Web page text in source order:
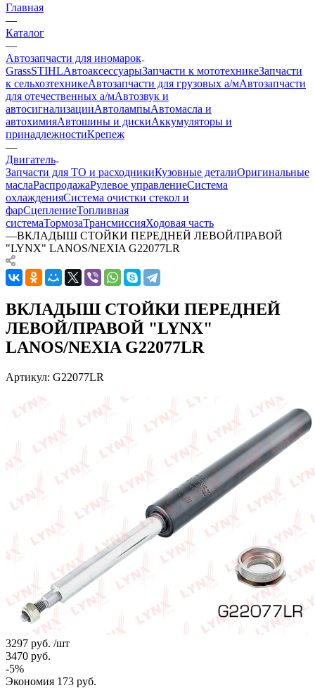
Главная
—
Каталог
—
Автозапчасти для иномарок
GrassSTIHLАвтоаксессуарыЗапчасти к мототехникеЗапчасти
к сельхозтехникеАвтозапчасти для грузовых а/мАвтозапчасти
для отечественных а/мАвтозвук и
автосигнализацииАвтолампыАвтомасла и
автохимияАвтошины и дискиАккумуляторы и
принадлежностиКрепеж
—
Двигатель
Запчасти для ТО и расходникиКузовные деталиОригинальные
маслаРаспродажаРулевое управлениеСистема
охлажденияСистема очистки стекол и
фарСцеплениеТопливная
системаТормозаТрансмиссияХодовая часть
—ВКЛАДЫШ СТОЙКИ ПЕРЕДНЕЙ ЛЕВОЙ/ПРАВОЙ
"LYNX" LANOS/NEXIA G22077LR
ВКЛАДЫШ СТОЙКИ ПЕРЕДНЕЙ
ЛЕВОЙ/ПРАВОЙ "LYNX"
LANOS/NEXIA G22077LR
Артикул: G22077LR
3297 руб. /шт
3470 руб.
-5%
Экономия 173 руб.